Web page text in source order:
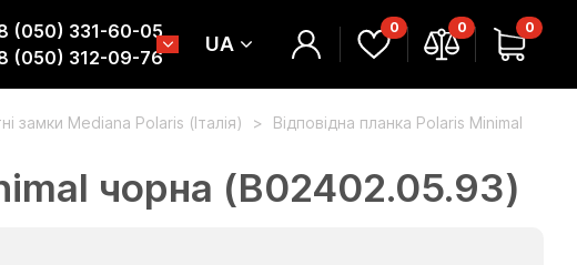
(050) 331-60-05
(050) 312-09-76
UA
0 0 0
замки Mediana Polaris (Італія)
Відповідна планка Polaris Minimal
чорна (B02402.05.93)